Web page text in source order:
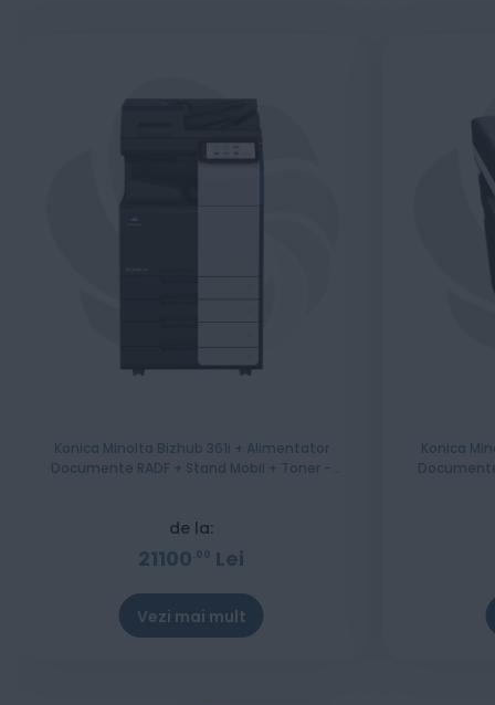
Konica Minolta Bizhub 361i + Alimentator
Documente RADF + Stand Mobil + Toner -
de la:
21100 00 Lei
Vezi mai mult
Konica